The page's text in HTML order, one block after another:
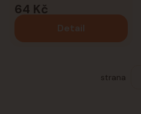
64 Kč
Detail
strana